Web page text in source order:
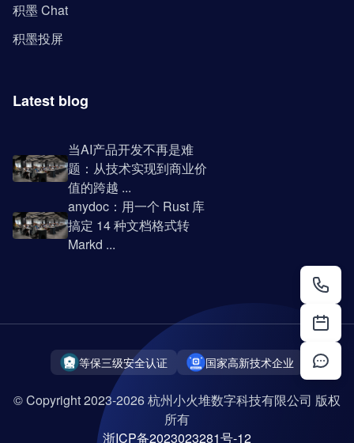
积墨 Chat
积墨投屏
Latest blog
当AI产品开发不再是难
题：从技术实现到商业价
值的跨越 ...
anydoc：用一个 Rust 库
搞定 14 种文档格式转
Markd ...
等保三级安全认证 国家高新技术企业
© Copyright 2023-2026 杭州小火堆数字科技有限公司 版权
所有
浙ICP备2023023281号-12